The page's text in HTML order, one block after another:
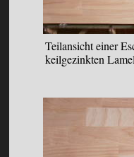
Teilansicht einer
keilgezinkten